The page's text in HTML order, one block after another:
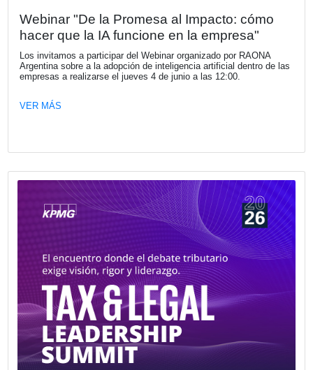
Fecha publicación: 02-06-2026
procesos y adopción como motores
En este webinar vamos a analizar por qué muchas
transformación digital no alcanzan los resultados
incluso cuando la tecnología elegida es la correcta.
VER MÁS